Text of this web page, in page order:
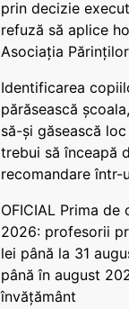
prin decizie
refuză să aplice
Asociația Părinților
Identificarea
părăsească
să-și găsească
trebui să înceapă
recomandare
OFICIAL Prima
2026: profesorii
lei până la 31
până în august
învățământ